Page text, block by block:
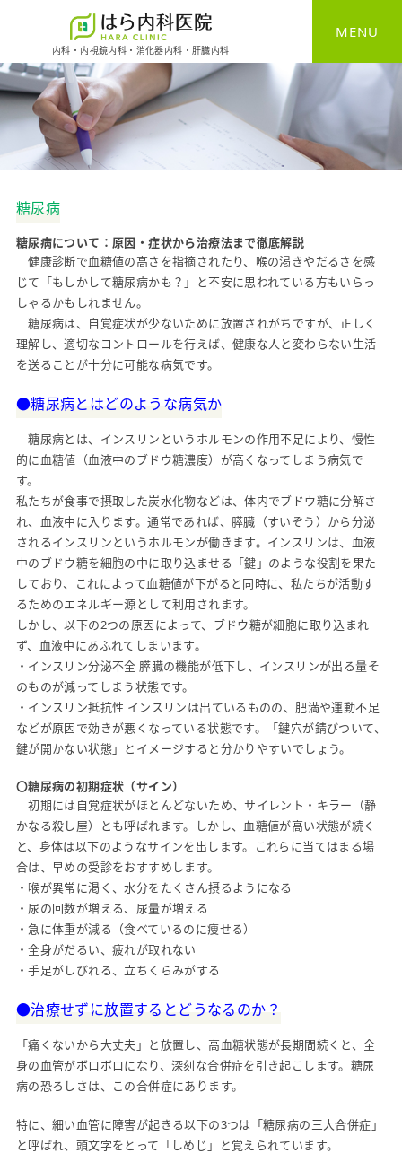
内科・内視鏡内科・消化器内科・肝臓内科
MENU
HOME
一般内科
消化器内科
大腸カメラ
予防接種
自費診療
医院紹介
糖尿病
糖尿病について：原因・症状から治療法まで徹底解説
健康診断で血糖値の高さを指摘されたり、 喉の渇きやだるさを感
じて「もしかして糖尿病かも？」と不安に思われている方もいらっ
しゃるかもしれません。
糖尿病は、 自覚症状が少ないために放置されがちですが、 正しく
理解し、適切なコントロールを行えば、 健康な人と変わらない生活
を送ることが十分に可能な病気です。
●糖尿病とはどのような病気か
糖尿病とは、インスリンというホルモンの作用不足により、慢性
的に血糖値（血液中のブドウ糖濃度）が高くなってしまう病気で
す。
私たちが食事で摂取した炭水化物などは、体内でブドウ糖に分解さ
れ、血液中に入ります。通常であれば、膵臓（すいぞう）から分泌
されるインスリンというホルモンが働きます。インスリンは、血液
中のブドウ糖を細胞の中に取り込ませる「鍵」のような役割を果た
しており、これによって血糖値が下がると同時に、私たちが活動す
るためのエネルギー源として利用されます。
しかし、以下の2つの原因によって、ブドウ糖が細胞に取り込まれ
ず、血液中にあふれてしまいます。
・インスリン分泌不全 膵臓の機能が低下し、インスリンが出る量そ
のものが減ってしまう状態です。
・インスリン抵抗性 インスリンは出ているものの、肥満や運動不足
などが原因で効きが悪くなっている状態です。「鍵穴が錆びついて、
鍵が開かない状態」とイメージすると分かりやすいでしょう。
〇糖尿病の初期症状（サイン）
初期には自覚症状がほとんどないため、サイレント・キラー（静
かなる殺し屋）とも呼ばれます。しかし、血糖値が高い状態が続く
と、身体は以下のようなサインを出します。これらに当てはまる場
合は、早めの受診をおすすめします。
・喉が異常に渇く、水分をたくさん摂るようになる
・尿の回数が増える、尿量が増える
・急に体重が減る（食べているのに痩せる）
・全身がだるい、疲れが取れない
・手足がしびれる、立ちくらみがする
●治療せずに放置するとどうなるのか？
「痛くないから大丈夫」と放置し、高血糖状態が長期間続くと、全
身の血管がボロボロになり、深刻な合併症を引き起こします。糖尿
病の恐ろしさは、この合併症にあります。
特に、細い血管に障害が起きる以下の3つは「糖尿病の三大合併症」
と呼ばれ、頭文字をとって「しめじ」と覚えられています。